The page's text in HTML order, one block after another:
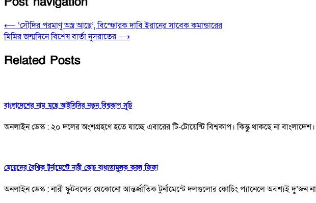
⟵ ‘সৌদির পরমাণু অস্ত্র আছে’, বিস্ফোরক দাবি ইরানের সাবেক কমান্ডারের
মিমির জন্মদিনে বিশেষ বার্তা নুসরাতের ⟶
Related Posts
বাংলাদেশের নাম মুছে আইসিসির নতুন বিশ্বকাপ সূচি
অনলাইন ডেস্ক : ২০ দলের অংশগ্রহণে হতে যাচ্ছে এবারের টি-টোয়েন্টি বিশ্বকাপ। কিন্তু থাকছে না
মেয়েদের বৈশ্বিক টুর্নামেন্টে নারী কোচ বাধ্যতামূলক করল ফিফা
অনলাইন ডেস্ক : নারী ফুটবলের যেকোনো আন্তর্জাতিক টুর্নামেন্টে দলগুলোর কোচিং প্যানেলে অবশ্যই দু’জন